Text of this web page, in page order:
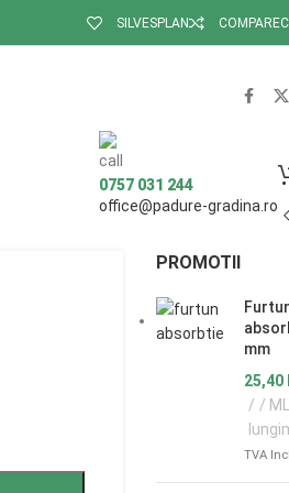
SILVESPLAN COMPARE
0757 031 244
office@padure-gradina.ro
PROMOTII
mm
25,40
/
TVA